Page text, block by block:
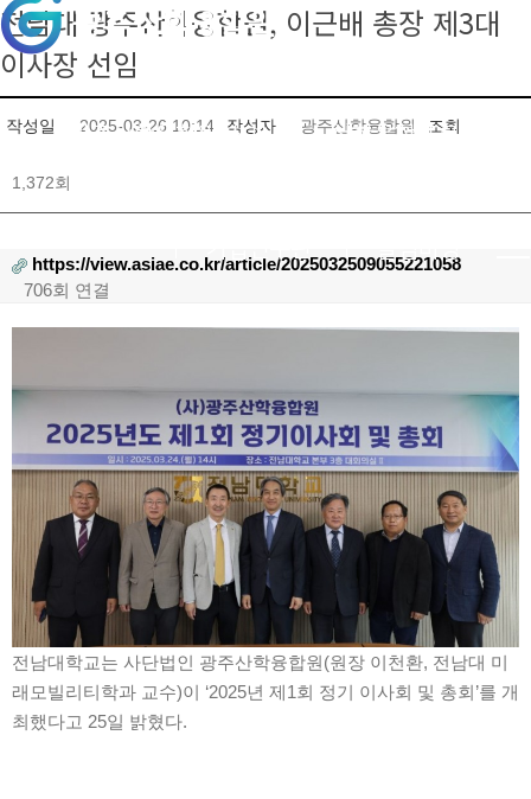
광주산학융합원 소개 산학융합프로그램
전남대 광주산학융합원, 이근배 총장 제3대
이사장 선임
작성일 2025-03-26 10:14 작성자 광주산학융합원 조회
1,372회
https://view.asiae.co.kr/article/2025032509055221058
706회 연결
본문
전남대학교는 사단법인 광주산학융합원(원장 이천환, 전남대 미
래모빌리티학과 교수)이 ‘2025년 제1회 정기 이사회 및 총회’를 개
최했다고 25일 밝혔다.